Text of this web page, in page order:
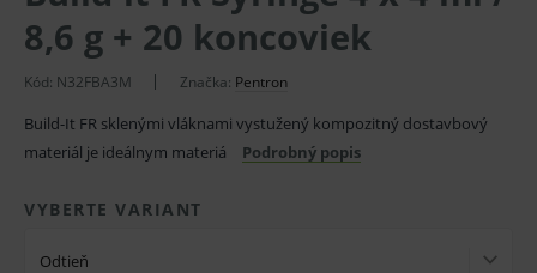
8,6 g + 20 koncoviek
Kód: N32FBA3M Značka: Pentron
Build-It FR sklenými vláknami vystužený kompozitný dostavbový
materiál je ideálnym materiá
Podrobný popis
VYBERTE VARIANT
Odtieň